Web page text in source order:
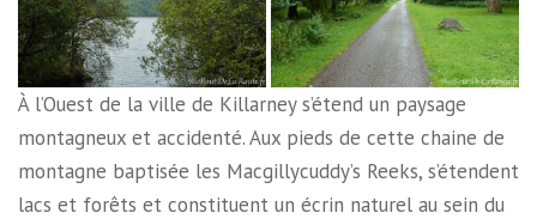
À l’Ouest de la ville de Killarney s’étend un paysage
montagneux et accidenté. Aux pieds de cette chaine de
montagne baptisée les Macgillycuddy’s Reeks, s’étendent
lacs et forêts et constituent un écrin naturel au sein du